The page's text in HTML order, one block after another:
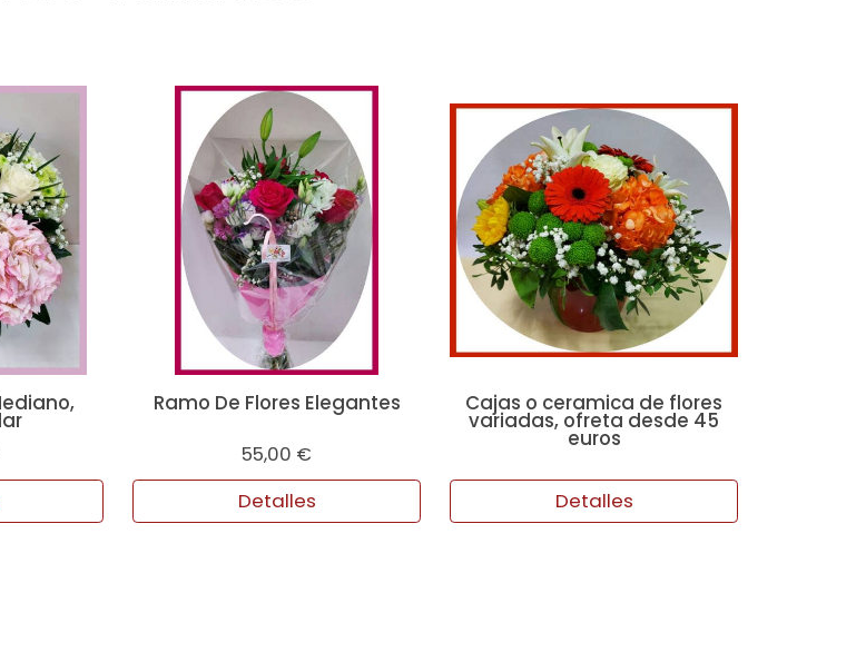
Ramo De Flores Elegantes
55,00 €
Detalles
Cajas o ceramica de flores
variadas, ofreta desde 45
euros
Detalles